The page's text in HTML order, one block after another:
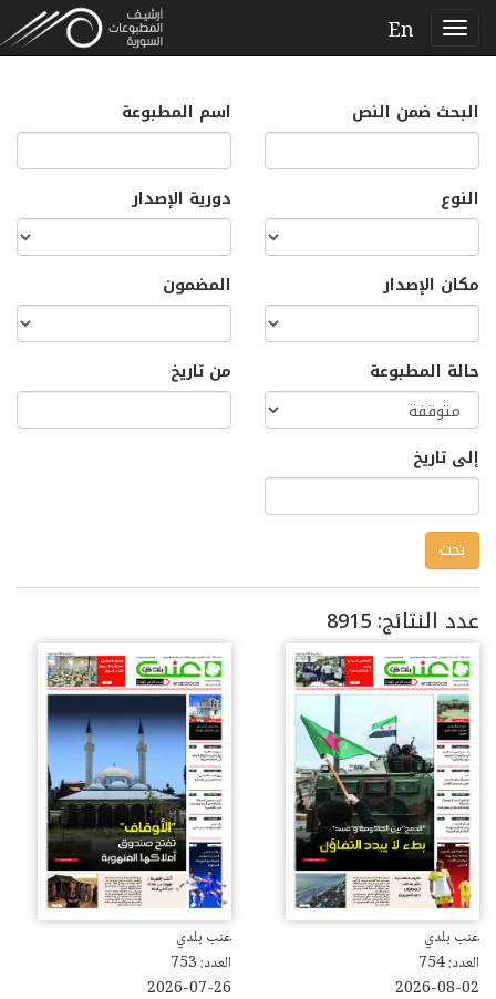
En
البحث ضمن النص اسم المطبوعة
النوع دورية الإصدار
مكان الإصدار المضمون
حالة المطبوعة من تاريخ
إلى تاريخ
عدد النتائج: 8915
عنب بلدي
العدد: 754
2026-08-02
عنب بلدي
العدد: 753
2026-07-26